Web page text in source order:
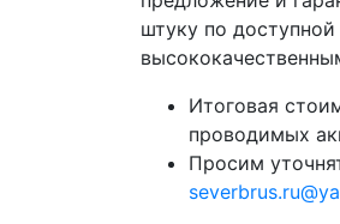
штуку по
Итоговая
проводимых
Просим